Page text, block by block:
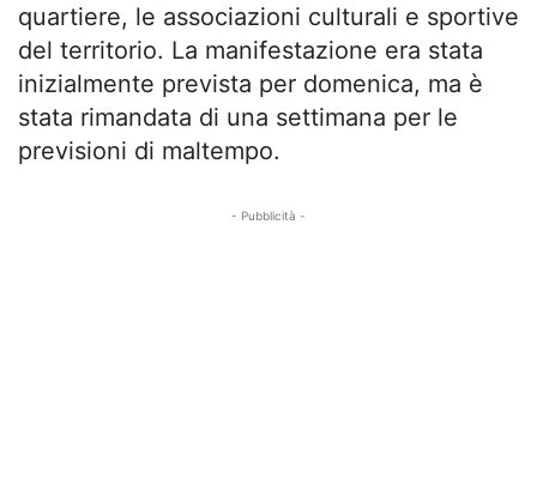
quartiere, le associazioni culturali e sportive
del territorio. La manifestazione era stata
inizialmente prevista per domenica, ma è
stata rimandata di una settimana per le
previsioni di maltempo.
- Pubblicità -